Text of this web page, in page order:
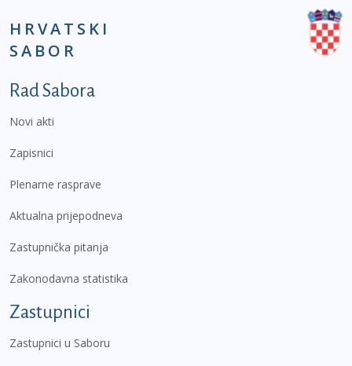
HRVATSKI
SABOR
Podnožje prvi izbornik
Rad Sabora
Novi akti
Zapisnici
Plenarne rasprave
Aktualna prijepodneva
Zastupnička pitanja
Zakonodavna statistika
Zastupnici
Zastupnici u Saboru